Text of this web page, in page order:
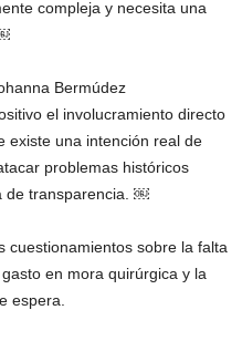
compleja y necesita una
Bermúdez
el involucramiento directo
existe una intención real de
problemas históricos
de transparencia. ￼
cuestionamientos sobre la falta
en mora quirúrgica y la
espera.